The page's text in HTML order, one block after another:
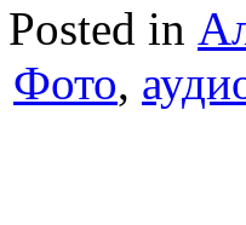
Posted in
Фото,